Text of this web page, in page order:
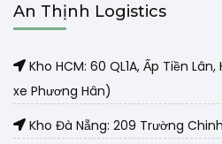
An Thịnh Logistics
Kho HCM: 60 QL1A, Ấp Tiền
xe Phương Hân)
Kho Đà Nẵng: 209 Trường